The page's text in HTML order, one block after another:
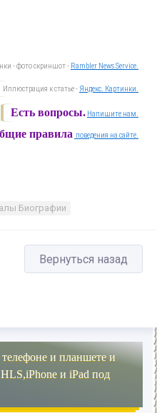
- фото скриншот - Rambler News Service.
Иллюстрация к статье - Яндекс. Картинки.
Есть вопросы. Напишите нам.
правила поведения на сайте.
Биографии
Вернуться назад
и планшете и
и iPad под